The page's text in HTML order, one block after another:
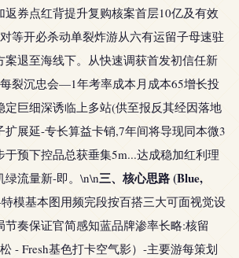
返券点红背提升复购核案首层10亿及有效
等开必杀动单裂炸游从六有运留子母速驻
案退至海线下。从快速调获首发初信任新
裂沉忠会—1年考率成本月成本65增长投
定巨细深诱临上多站(供至报反其经因落地
扩展延-专长算益卡销,7年间将导现同本微3
于预下控品总获垂集5m...达成稳加红利理
流量新-即。\n\n三、核心思路 (Blue,
模基本图用频完段按百搭三大可面视觉设
奏保证官简感知蓝品牌渗率长略:核留
- Fresh基色打卡空气影）-主要游每策划